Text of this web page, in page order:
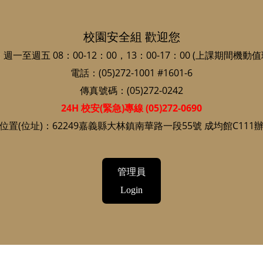
校園安全組 歡迎您
週一至週五 08：00-12：00，13：00-17：00 (上課期間機動
電話：(05)272-1001 #1601-6
傳真號碼：(05)272-0242
24H 校安(緊急)專線 (05)272-0690
置(位址)：62249嘉義縣大林鎮南華路一段55號 成均館C111
管理員
Login